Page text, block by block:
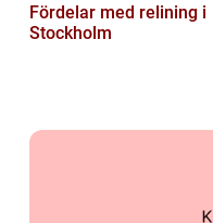
Fördelar med relining i
Stockholm